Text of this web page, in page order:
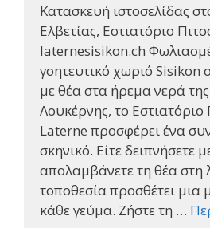
Κατασκευή ιστοσελίδας
Ελβετίας, Εστιατόριο
laternesisikon.ch
γοητευτικό χωριό Sisikon
με θέα στα ήρεμα νερά της
Λουκέρνης, το Εστιατόριο
Laterne προσφέρει ένα
σκηνικό. Είτε δειπνήσετε
απολαμβάνετε τη θέα στη
τοποθεσία προσθέτει μια
κάθε γεύμα. Ζήστε τη …